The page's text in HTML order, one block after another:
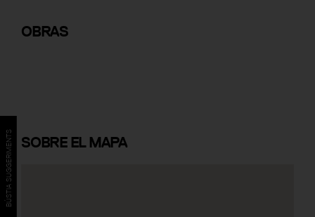
OBRAS
Centre Aragonès de Barcelona
SOBREEL MAPA
BÚSTIA SUGGERIMENTS